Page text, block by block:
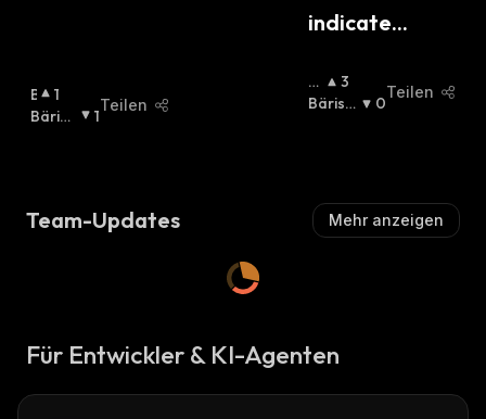
B
U
H
1
Bärisc
1
Teilen
indicate...
B
Ull
3
Bärisc
0
Teilen
Team-Updates Mehr anzeigen
Für Entwickler & KI-Agenten